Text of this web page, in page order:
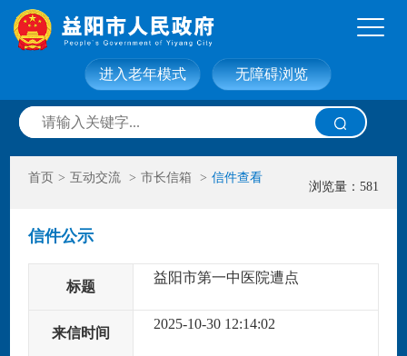
网站首页 走进益阳
信息公开 政务服务
无障碍浏览
进入老年模式
首页 > 互动交流 > 市长信箱 > 信件查看
浏览量：581
信件公示
标题
益阳市第一中医院遭点
来信时间
2025-10-30 12:14:02